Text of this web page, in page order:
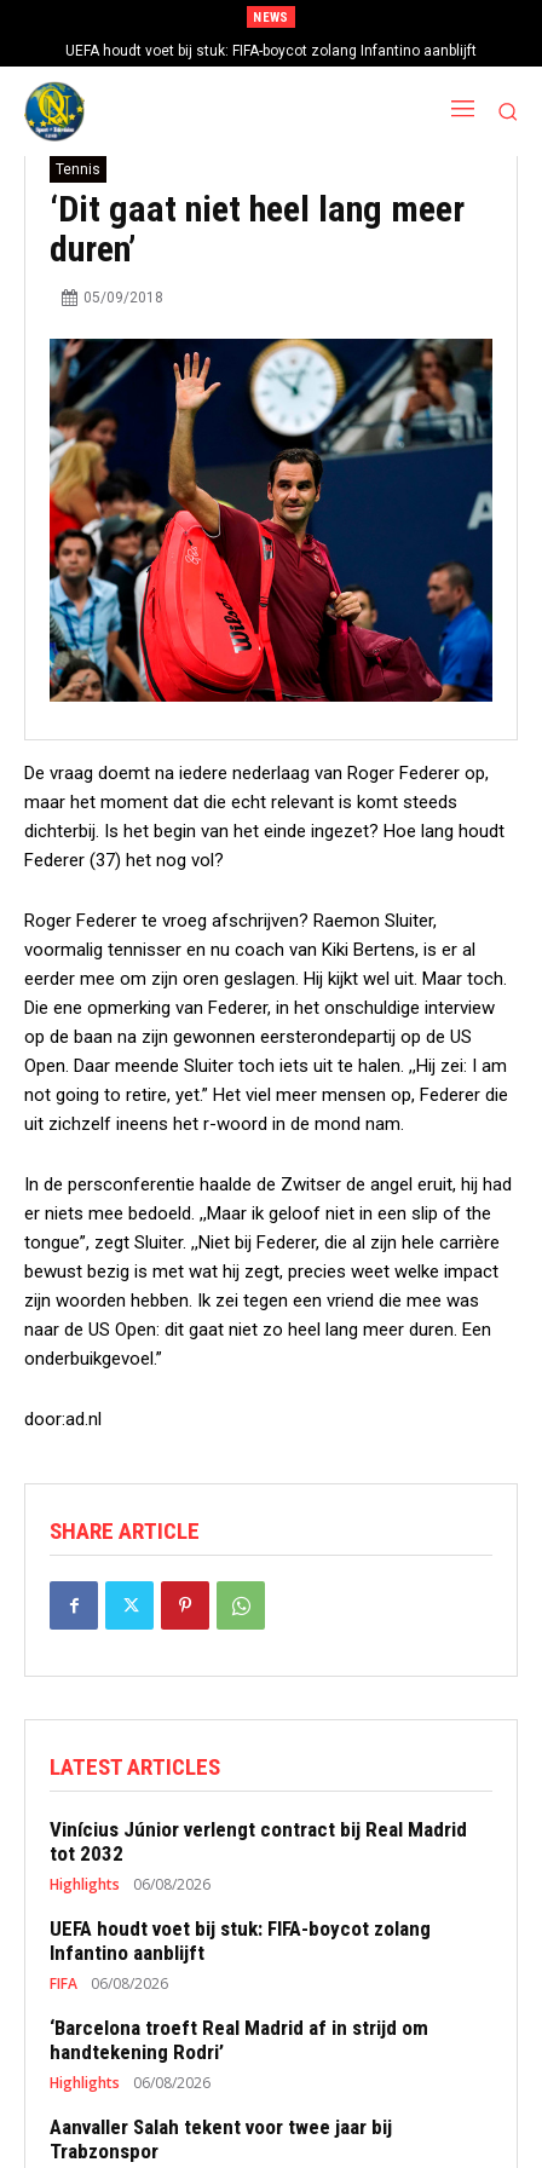
NEWS
UEFA houdt voet bij stuk: FIFA-boycot zolang Infantino aanblijft
Tennis
‘Dit gaat niet heel lang meer
duren’
05/09/2018
De vraag doemt na iedere nederlaag van Roger Federer op,
maar het moment dat die echt relevant is komt steeds
dichterbij. Is het begin van het einde ingezet? Hoe lang houdt
Federer (37) het nog vol?
Roger Federer te vroeg afschrijven? Raemon Sluiter,
voormalig tennisser en nu coach van Kiki Bertens, is er al
eerder mee om zijn oren geslagen. Hij kijkt wel uit. Maar toch.
Die ene opmerking van Federer, in het onschuldige interview
op de baan na zijn gewonnen eersterondepartij op de US
Open. Daar meende Sluiter toch iets uit te halen. ,,Hij zei: I am
not going to retire, yet.” Het viel meer mensen op, Federer die
uit zichzelf ineens het r-woord in de mond nam.
In de persconferentie haalde de Zwitser de angel eruit, hij had
er niets mee bedoeld. ,,Maar ik geloof niet in een slip of the
tongue”, zegt Sluiter. ,,Niet bij Federer, die al zijn hele carrière
bewust bezig is met wat hij zegt, precies weet welke impact
zijn woorden hebben. Ik zei tegen een vriend die mee was
naar de US Open: dit gaat niet zo heel lang meer duren. Een
onderbuikgevoel.”
door:ad.nl
SHARE ARTICLE
LATEST ARTICLES
Vinícius Júnior verlengt contract bij Real Madrid
tot 2032
Highlights 06/08/2026
UEFA houdt voet bij stuk: FIFA-boycot zolang
Infantino aanblijft
FIFA 06/08/2026
‘Barcelona troeft Real Madrid af in strijd om
handtekening Rodri’
Highlights 06/08/2026
Aanvaller Salah tekent voor twee jaar bij
Trabzonspor